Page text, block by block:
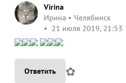
Virina
Ирина
Челябинск
21 июля 2019, 21:53
Ответить ✿